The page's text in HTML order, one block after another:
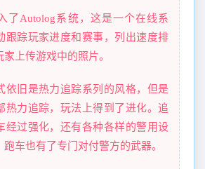
了Autolog系统，这是一个在线系
跟踪玩家进度和赛事，列出速度排
上传游戏中的照片。
依旧是热力追踪系列的风格，但是
热力追踪，玩法上得到了进化。追
经过强化，还有各种各样的警用设
车也有了专门对付警方的武器。